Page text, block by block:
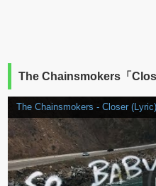
The Chainsmokers「
The Chainsmokers - Closer